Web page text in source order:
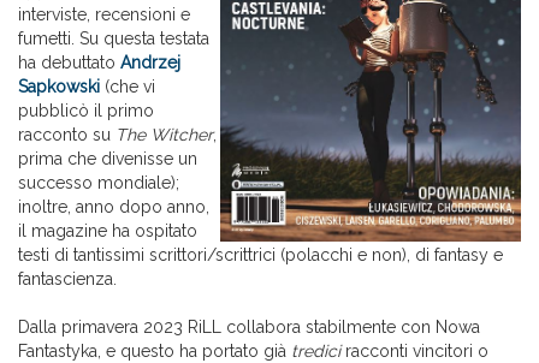
interviste, recensioni e
fumetti. Su questa testata
ha debuttato Andrzej
Sapkowski (che vi
pubblicò il primo
racconto su The Witcher,
prima che divenisse un
successo mondiale);
inoltre, anno dopo anno,
il magazine ha ospitato
testi di tantissimi scrittori/scrittrici (polacchi e non), di fantasy e
fantascienza.
Dalla primavera 2023 RiLL collabora stabilmente con Nowa
Fantastyka, e questo ha portato già trediciracconti vincitori o